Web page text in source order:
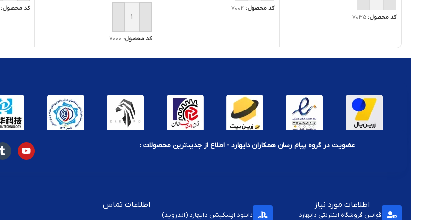
کد محصول: 7035
کد محصول: 7004
افزودن به سبد خرید
کد محصول: 7000
کد
عضویت در گروه پیام رسان همکاران دایهارد - اطلاع از جدیدترین محصولات :
اطلاعات مورد نیاز
قوانین فروشگاه اینترنتی دایهارد
اطلاعات تماس
دانلود اپلیکیشن دایهارد (اندروید)